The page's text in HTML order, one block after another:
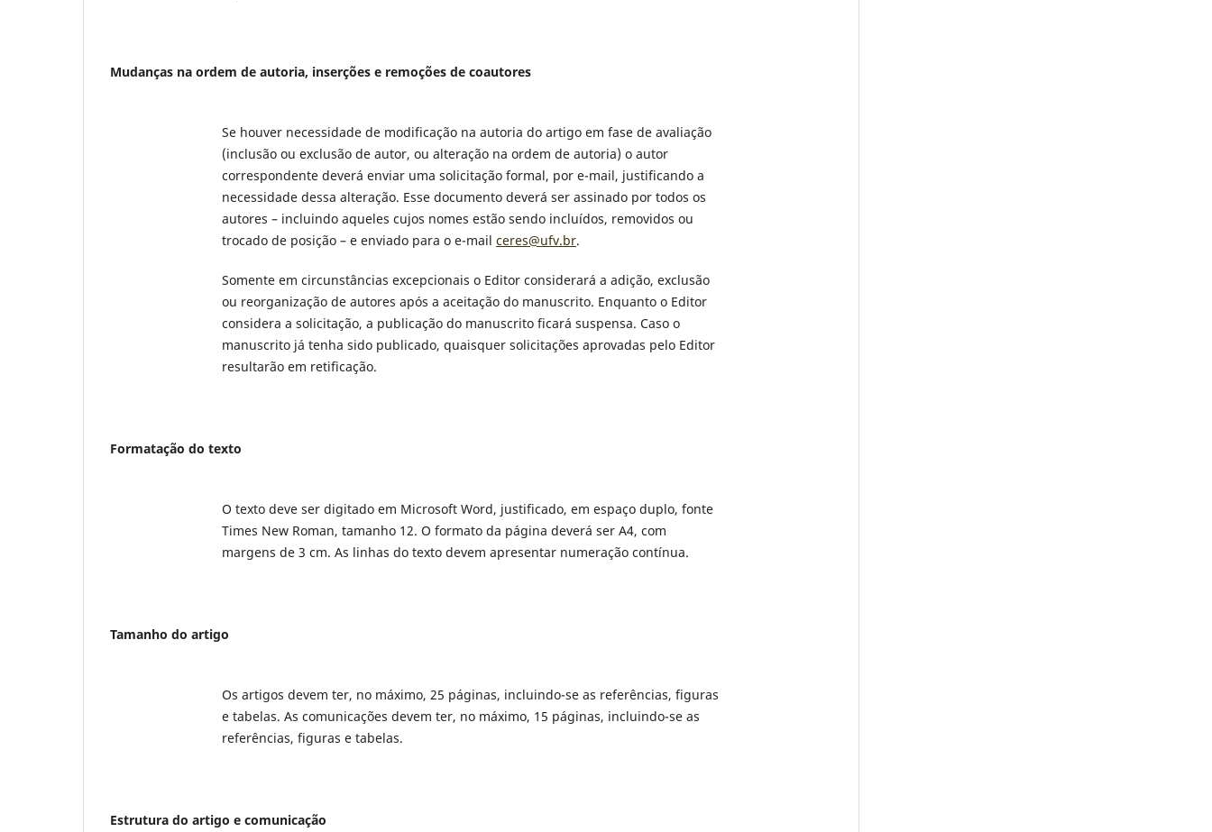
Mudanças na ordem de autoria, inserções e remoções de coautores
Se houver necessidade de modificação na autoria do artigo em fase de avaliação
(inclusão ou exclusão de autor, ou alteração na ordem de autoria) o autor
correspondente deverá enviar uma solicitação formal, por e-mail, justificando a
necessidade dessa alteração. Esse documento deverá ser assinado por todos os
autores – incluindo aqueles cujos nomes estão sendo incluídos, removidos ou
trocado de posição – e enviado para o e-mail ceres@ufv.br.
Somente em circunstâncias excepcionais o Editor considerará a adição, exclusão
ou reorganização de autores após a aceitação do manuscrito. Enquanto o Editor
considera a solicitação, a publicação do manuscrito ficará suspensa. Caso o
manuscrito já tenha sido publicado, quaisquer solicitações aprovadas pelo Editor
resultarão em retificação.
Formatação do texto
O texto deve ser digitado em Microsoft Word, justificado, em espaço duplo, fonte
Times New Roman, tamanho 12. O formato da página deverá ser A4, com
margens de 3 cm. As linhas do texto devem apresentar numeração contínua.
Tamanho do artigo
Os artigos devem ter, no máximo, 25 páginas, incluindo-se as referências, figuras
e tabelas. As comunicações devem ter, no máximo, 15 páginas, incluindo-se as
referências, figuras e tabelas.
Estrutura do artigo e comunicação